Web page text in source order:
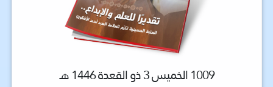
1009 الخميس 3 ذو القعدة 1446 هـ